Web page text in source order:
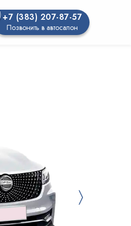
+7 (383) 207-87-57
Позвонить в автосалон
〉